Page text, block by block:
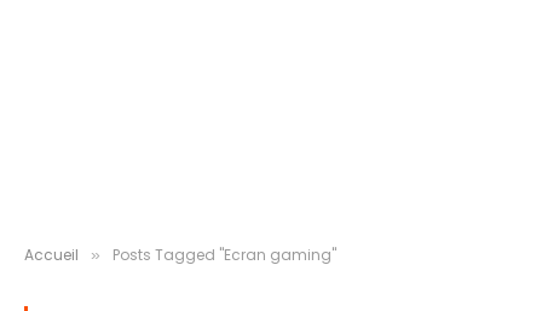
Accueil » Posts Tagged "Ecran gaming"